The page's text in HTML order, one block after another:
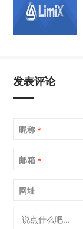
发表评论
昵称 *
邮箱 *
网址